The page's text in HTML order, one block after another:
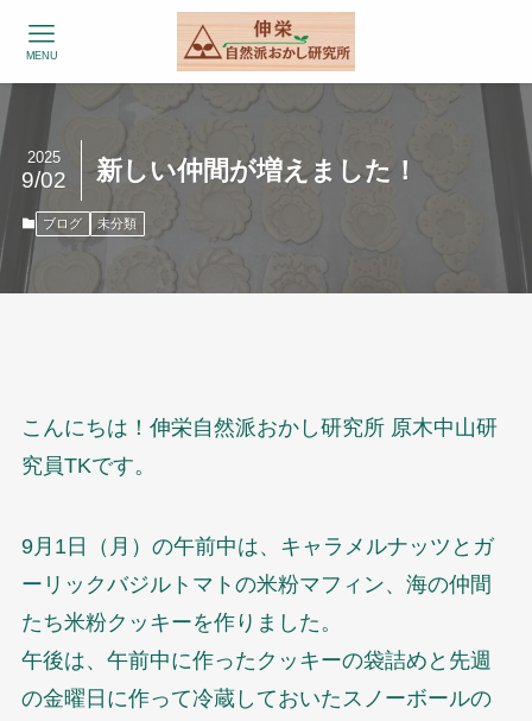
MENU
新しい仲間が増えました！
2025
9/02
ブログ 未分類
こんにちは！伸栄自然派おかし研究所 原木中山研
究員TKです。
9月1日（月）の午前中は、キャラメルナッツとガ
ーリックバジルトマトの米粉マフィン、海の仲間
たち米粉クッキーを作りました。
午後は、午前中に作ったクッキーの袋詰めと先週
の金曜日に作って冷蔵しておいたスノーボールの